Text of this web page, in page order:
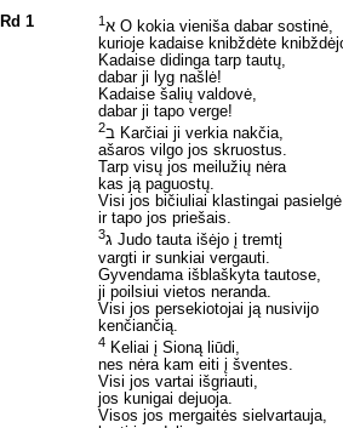
Rd 1 1
א O kokia vieniša dabar sostinė,
kurioje kadaise knibždėte
Kadaise didinga tarp tautų,
dabar ji lyg našlė!
Kadaise šalių valdovė,
dabar ji tapo verge!
2
ב Karčiai ji verkia nakčia,
ašaros vilgo jos skruostus.
Tarp visų jos meilužių nėra
kas ją paguostų.
Visi jos bičiuliai klastingai
ir tapo jos priešais.
3
ג Judo tauta išėjo į tremtį
vargti ir sunkiai vergauti.
Gyvendama išblaškyta tautose,
ji poilsiui vietos neranda.
Visi jos persekiotojai ją nusivijo
kenčiančią.
4 Keliai į Sioną liūdi,
nes nėra kam eiti į šventes.
Visi jos vartai išgriauti,
jos kunigai dejuoja.
Visos jos mergaitės sielvartauja,